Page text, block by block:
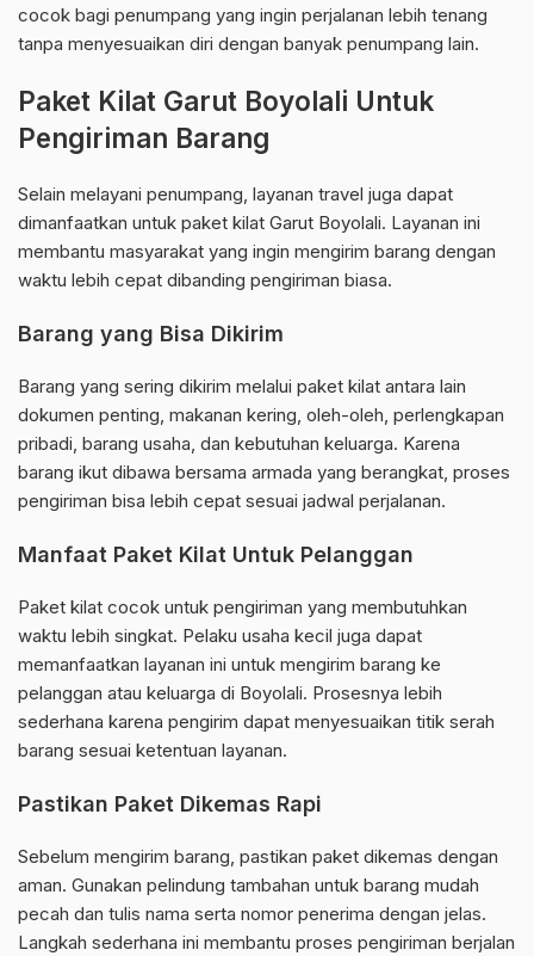
cocok bagi penumpang yang ingin perjalanan lebih tenang
tanpa menyesuaikan diri dengan banyak penumpang lain.
Paket Kilat Garut Boyolali Untuk
Pengiriman Barang
Selain melayani penumpang, layanan travel juga dapat
dimanfaatkan untuk paket kilat Garut Boyolali. Layanan ini
membantu masyarakat yang ingin mengirim barang dengan
waktu lebih cepat dibanding pengiriman biasa.
Barang yang Bisa Dikirim
Barang yang sering dikirim melalui paket kilat antara lain
dokumen penting, makanan kering, oleh-oleh, perlengkapan
pribadi, barang usaha, dan kebutuhan keluarga. Karena
barang ikut dibawa bersama armada yang berangkat, proses
pengiriman bisa lebih cepat sesuai jadwal perjalanan.
Manfaat Paket Kilat Untuk Pelanggan
Paket kilat cocok untuk pengiriman yang membutuhkan
waktu lebih singkat. Pelaku usaha kecil juga dapat
memanfaatkan layanan ini untuk mengirim barang ke
pelanggan atau keluarga di Boyolali. Prosesnya lebih
sederhana karena pengirim dapat menyesuaikan titik serah
barang sesuai ketentuan layanan.
Pastikan Paket Dikemas Rapi
Sebelum mengirim barang, pastikan paket dikemas dengan
aman. Gunakan pelindung tambahan untuk barang mudah
pecah dan tulis nama serta nomor penerima dengan jelas.
Langkah sederhana ini membantu proses pengiriman berjalan